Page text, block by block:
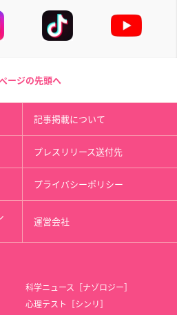
ージの先頭へ
記事掲載について
プレスリリース送付先
プライバシーポリシー
運営会社
科学ニュース［ナゾロジー］
心理テスト［シンリ］